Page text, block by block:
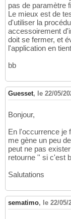
pas de paramètre
Le mieux est de
d'utiliser la
accessoirement
doit se fermer, et
l'application en
bb
Guesset, le 22/05/
Bonjour,
En l'occurrence je
me gène un peu
peut ne pas
retourne '' si c'est
Salutations
sematimo, le 22/05/